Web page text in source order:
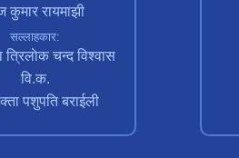
कुमार रायमाझी
सल्लाहकार:
त्रिलाेक चन्द विश्वास
वि.क.
पशुपति बराईली